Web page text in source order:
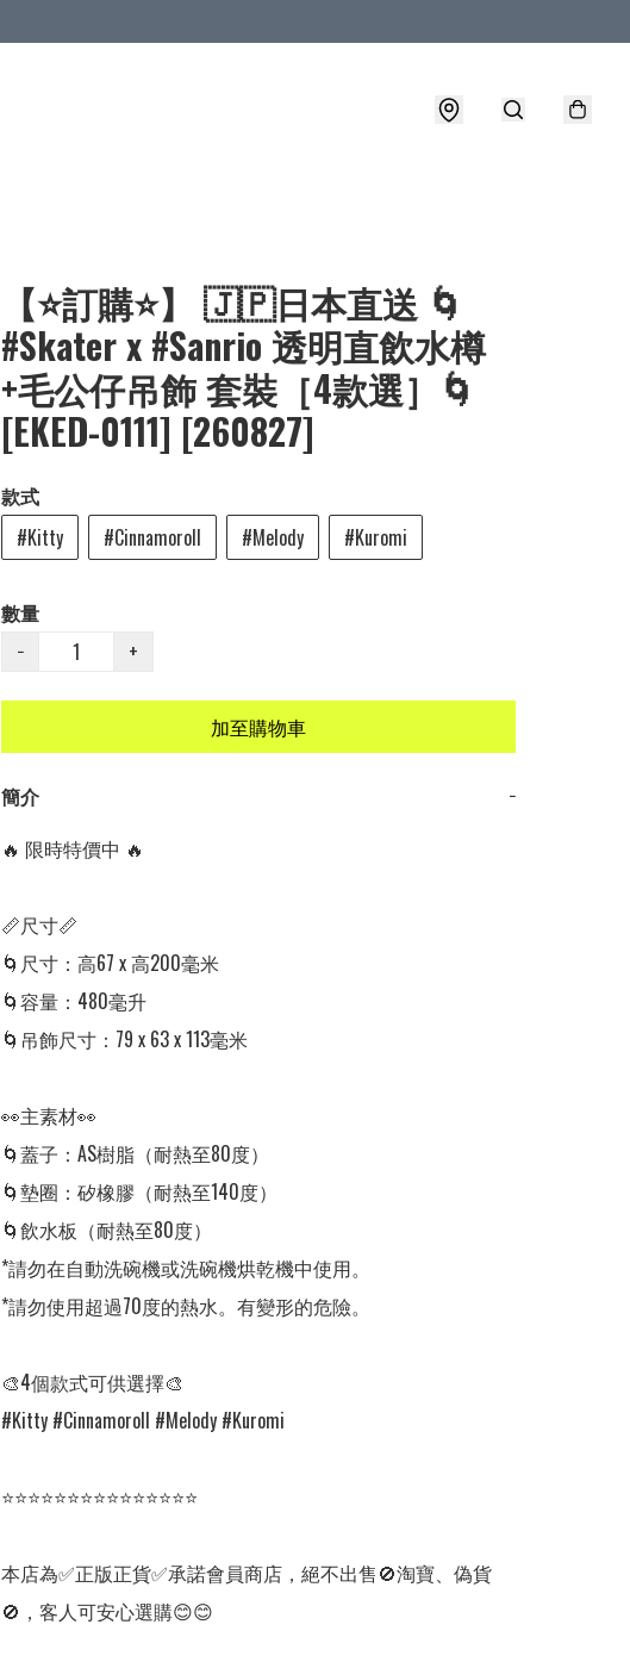
【⭐訂購⭐】 🇯🇵日本直送 🌀
#Skater x #Sanrio 透明直飲水樽
+毛公仔吊飾 套裝［4款選］🌀
[EKED-0111] [260827]
款式
#Kitty
#Cinnamoroll #Melody #Kuromi
數量
−
+
加至購物車
簡介
−
🔥 限時特價中 🔥
📏尺寸📏
🌀尺寸：高67 x 高200毫米
🌀容量：480毫升
🌀吊飾尺寸：79 x 63 x 113毫米
👀主素材👀
🌀蓋子：AS樹脂（耐熱至80度）
🌀墊圈：矽橡膠（耐熱至140度）
🌀飲水板（耐熱至80度）
*請勿在自動洗碗機或洗碗機烘乾機中使用。
*請勿使用超過70度的熱水。有變形的危險。
🎨4個款式可供選擇🎨
#Kitty #Cinnamoroll #Melody #Kuromi
⭐⭐⭐⭐⭐⭐⭐⭐⭐⭐⭐⭐⭐⭐⭐
本店為✅正版正貨✅承諾會員商店，絕不出售🚫淘寶、偽貨
🚫，客人可安心選購😊😊